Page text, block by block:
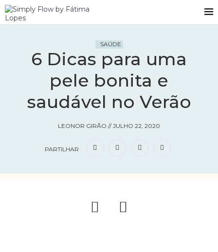
SAÚDE
6 Dicas para uma
pele bonita e
saudável no Verão
LEONOR GIRÃO //JULHO 22, 2020
PARTILHAR